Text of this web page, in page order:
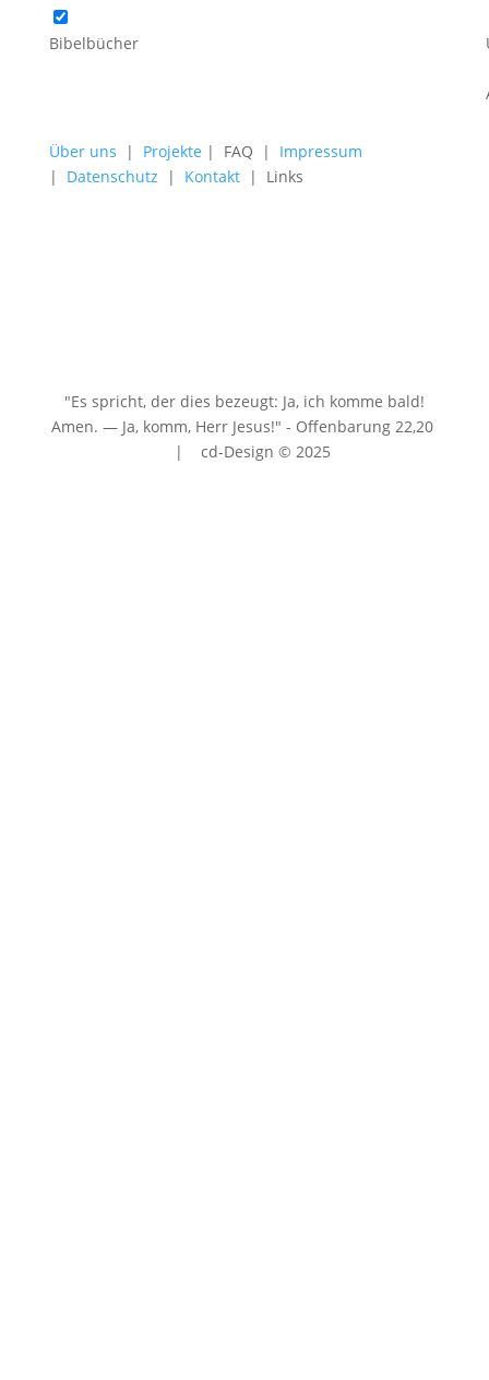
Bibelbücher
Über uns | Projekte | FAQ | Impressum
| Datenschutz | Kontakt| Links
"Es spricht, der dies bezeugt: Ja, ich komme bald!
Amen. — Ja, komm, Herr Jesus!" - Offenbarung 22,20
| cd-Design © 2025